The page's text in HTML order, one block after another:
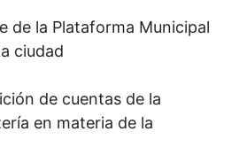
de la Plataforma Municipal
ciudad
de cuentas de la
en materia de la